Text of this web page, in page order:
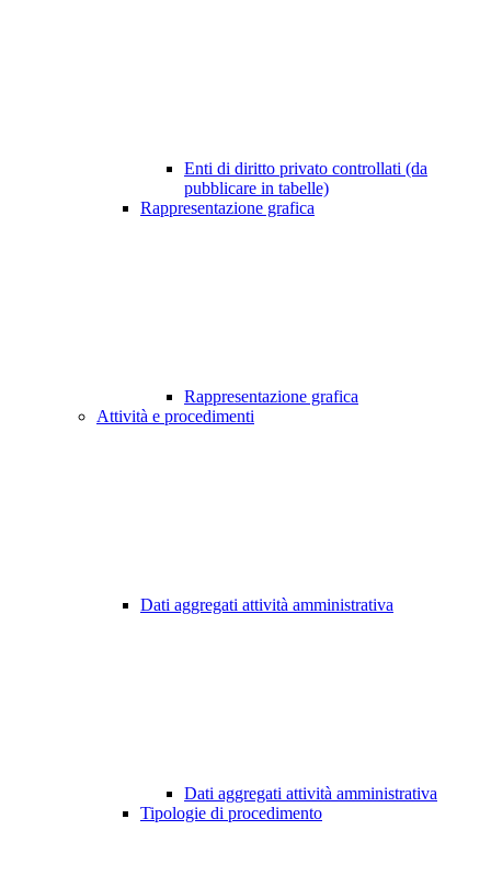
Enti di diritto privato controllati (da
pubblicare in tabelle)
Rappresentazione grafica
Rappresentazione grafica
Attività e procedimenti
Dati aggregati attività amministrativa
Dati aggregati attività amministrativa
Tipologie di procedimento